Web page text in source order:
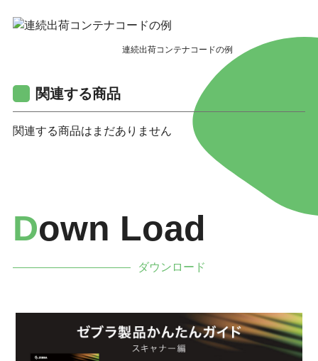
連続出荷コンテナコードの例
関連する商品
関連する商品はまだありません
DOwn Load
ダウンロード